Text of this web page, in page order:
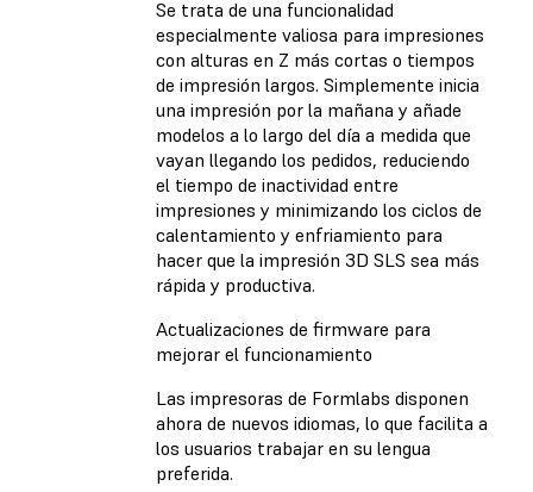
Se trata de una funcionalidad
especialmente valiosa para impresiones
con alturas en Z más cortas o tiempos
de impresión largos. Simplemente inicia
una impresión por la mañana y añade
modelos a lo largo del día a medida que
vayan llegando los pedidos, reduciendo
el tiempo de inactividad entre
impresiones y minimizando los ciclos de
calentamiento y enfriamiento para
hacer que la impresión 3D SLS sea más
rápida y productiva.
Actualizaciones de firmware para
mejorar el funcionamiento
Las impresoras de Formlabs disponen
ahora de nuevos idiomas, lo que facilita a
los usuarios trabajar en su lengua
preferida.